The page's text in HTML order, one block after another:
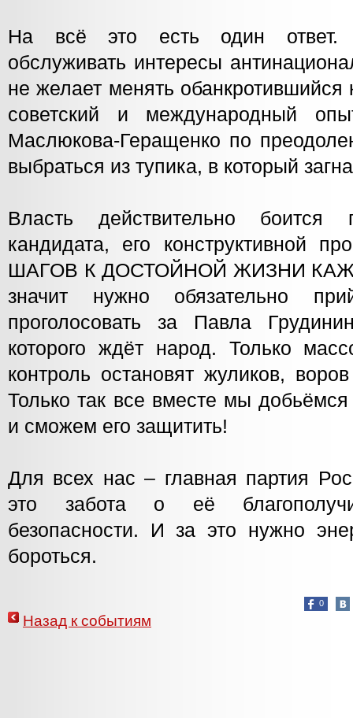
На всё это есть один ответ.
обслуживать интересы
не желает менять
советский и международный
Маслюкова-Геращенко по
выбраться из тупика, в который
Власть действительно боится
кандидата, его конструктивной
ШАГОВ К ДОСТОЙНОЙ ЖИЗНИ
значит нужно обязательно
проголосовать за Павла
которого ждёт народ. Только
контроль остановят жуликов,
Только так все вместе мы добьёмся
и сможем его защитить!
Для всех нас – главная партия
это забота о её
безопасности. И за это нужно
бороться.
0
Назад к событиям